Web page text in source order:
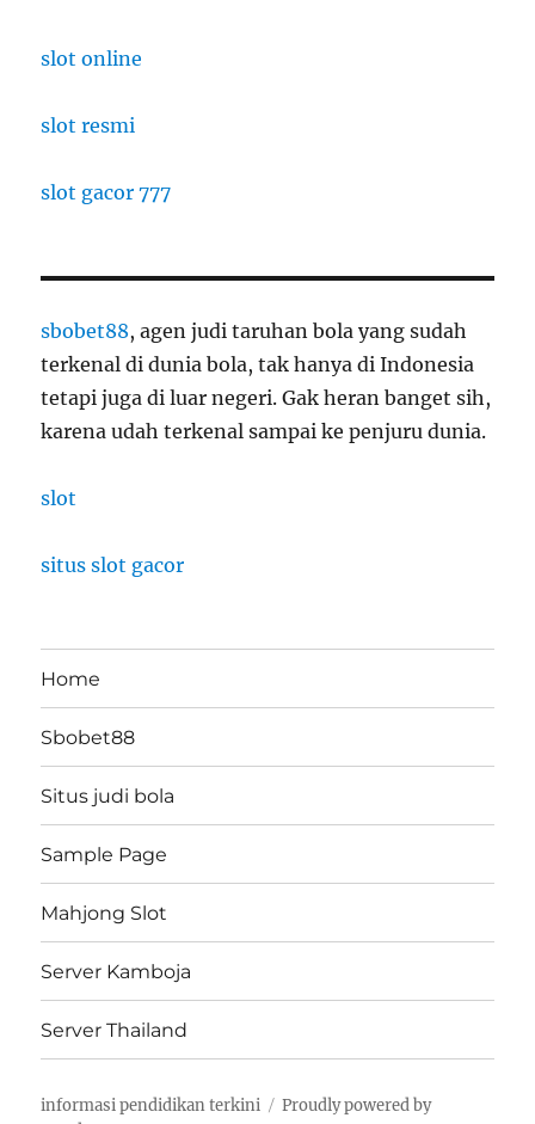
slot online
slot resmi
slot gacor 777
sbobet88, agen judi taruhan bola yang sudah
terkenal di dunia bola, tak hanya di Indonesia
tetapi juga di luar negeri. Gak heran banget sih,
karena udah terkenal sampai ke penjuru dunia.
slot
situs slot gacor
Home
Sbobet88
Situs judi bola
Sample Page
Mahjong Slot
Server Kamboja
Server Thailand
informasi pendidikan terkini
Proudly powered by